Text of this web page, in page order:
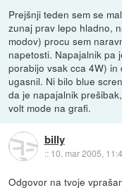
Prejšnji teden sem se
zunaj prav lepo hladno,
modov) procu sem
napetosti. Napajalnik pa
porabijo vsak cca 4W)
ugasnil. Ni bilo blue
da je napajalnik
volt mode na grafi.
billy
:: 10. mar 2005,
Odgovor na tvoje